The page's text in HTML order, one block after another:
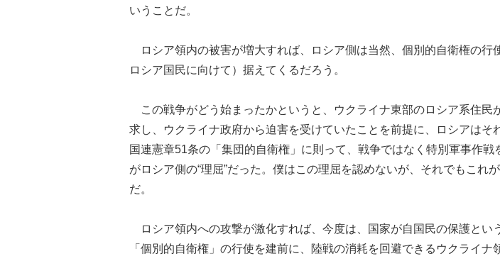
いうことだ。
ロシア領内の被害が増大すれば、ロシア側は当然、個別的自衛権の行
ロシア国民に向けて）据えてくるだろう。
この戦争がどう始まったかというと、ウクライナ東部のロシア系住民
求し、ウクライナ政府から迫害を受けていたことを前提に、ロシアはそ
国連憲章51条の「集団的自衛権」に則って、戦争ではなく特別軍事作戦
がロシア側の“理屈”だった。僕はこの理屈を認めないが、それでもこれ
だ。
ロシア領内への攻撃が激化すれば、今度は、国家が自国民の保護とい
「個別的自衛権」の行使を建前に、陸戦の消耗を回避できるウクライナ